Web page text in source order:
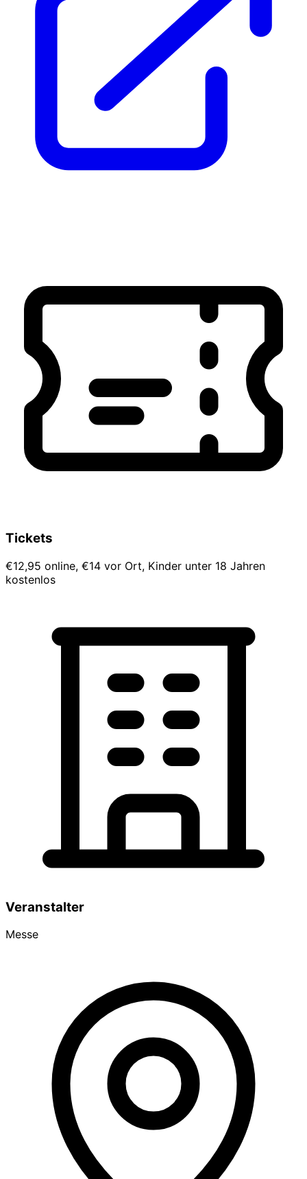
Tickets
€12,95 online, €14 vor Ort, Kinder unter 18 Jahren
kostenlos
Veranstalter
Messe